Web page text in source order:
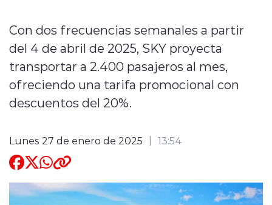
Deportes
Entrevistas
Quienes Somos
modo claro
Con dos frecuencias semanales a partir
del 4 de abril de 2025, SKY proyecta
transportar a 2.400 pasajeros al mes,
ofreciendo una tarifa promocional con
descuentos del 20%.
Lunes 27 de enero de 2025 13:54